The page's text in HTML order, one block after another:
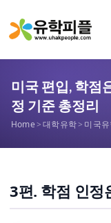
미국 편입, 학점
정 기준 총정리
Home>대학유학> 미국
3편. 학점 인정